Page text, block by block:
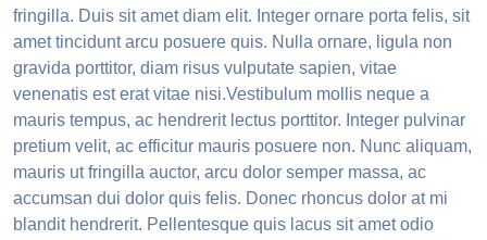
fringilla. Duis sit amet diam elit. Integer ornare porta felis, sit
amet tincidunt arcu posuere quis. Nulla ornare, ligula non
gravida porttitor, diam risus vulputate sapien, vitae
venenatis est erat vitae nisi.Vestibulum mollis neque a
mauris tempus, ac hendrerit lectus porttitor. Integer pulvinar
pretium velit, ac efficitur mauris posuere non. Nunc aliquam,
mauris ut fringilla auctor, arcu dolor semper massa, ac
accumsan dui dolor quis felis. Donec rhoncus dolor at mi
blandit hendrerit. Pellentesque quis lacus sit amet odio